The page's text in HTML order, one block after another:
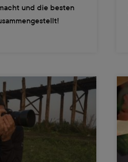
und die besten